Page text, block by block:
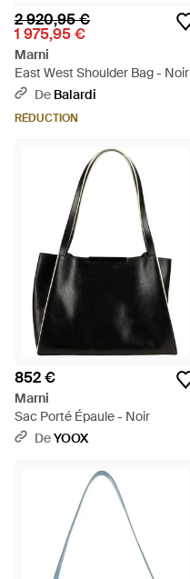
2 920,95 €
1 975,95 €
Marni
East West Shoulder Bag - Noir
De Balardi
RÉDUCTION
852 €
Marni
Sac Porté Épaule - Noir
DeYOOX